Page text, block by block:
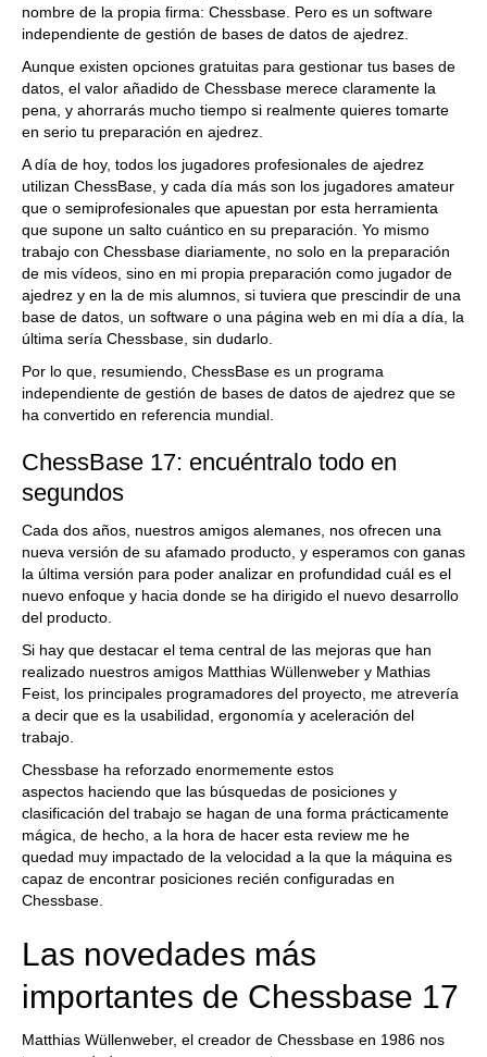
nombre de la propia firma: Chessbase. Pero es un software
independiente de gestión de bases de datos de ajedrez.
Aunque existen opciones gratuitas para gestionar tus bases de
datos, el valor añadido de Chessbase merece claramente la
pena, y ahorrarás mucho tiempo si realmente quieres tomarte
en serio tu preparación en ajedrez.
A día de hoy, todos los jugadores profesionales de ajedrez
utilizan ChessBase, y cada día más son los jugadores amateur
que o semiprofesionales que apuestan por esta herramienta
que supone un salto cuántico en su preparación. Yo mismo
trabajo con Chessbase diariamente, no solo en la preparación
de mis vídeos, sino en mi propia preparación como jugador de
ajedrez y en la de mis alumnos, si tuviera que prescindir de una
base de datos, un software o una página web en mi día a día, la
última sería Chessbase, sin dudarlo.
Por lo que, resumiendo, ChessBase es un programa
independiente de gestión de bases de datos de ajedrez que se
ha convertido en referencia mundial.
ChessBase 17: encuéntralo todo en
segundos
Cada dos años, nuestros amigos alemanes, nos ofrecen una
nueva versión de su afamado producto, y esperamos con ganas
la última versión para poder analizar en profundidad cuál es el
nuevo enfoque y hacia donde se ha dirigido el nuevo desarrollo
del producto.
Si hay que destacar el tema central de las mejoras que han
realizado nuestros amigos Matthias Wüllenweber y Mathias
Feist, los principales programadores del proyecto, me atrevería
a decir que es la usabilidad, ergonomía y aceleración del
trabajo.
Chessbase ha reforzado enormemente estos
aspectos haciendo que las búsquedas de posiciones y
clasificación del trabajo se hagan de una forma prácticamente
mágica, de hecho, a la hora de hacer esta review me he
quedad muy impactado de la velocidad a la que la máquina es
capaz de encontrar posiciones recién configuradas en
Chessbase.
Las novedades más
importantes de Chessbase 17
Matthias Wüllenweber, el creador de Chessbase en 1986 nos